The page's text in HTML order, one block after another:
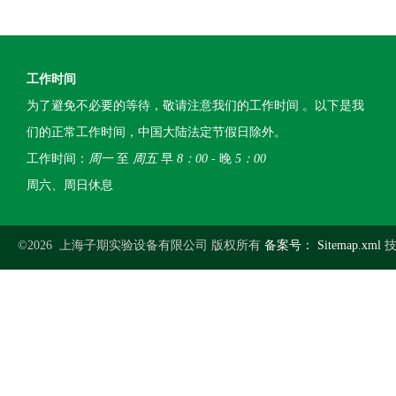
工作时间
为了避免不必要的等待，敬请注意我们的工作时间 。以下是我
们的正常工作时间，中国大陆法定节假日除外。
工作时间： 周一至 周五早 8：00 - 晚 5：00
周六、周日休息
©2026 上海子期实验设备有限公司 版权所有 备案号： Sitemap.xml